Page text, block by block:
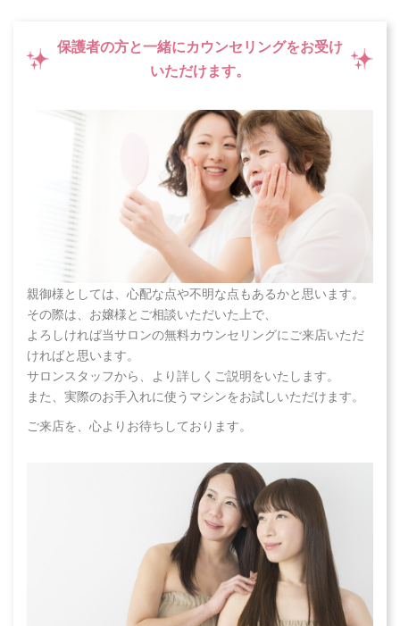
保護者の方と一緒にカウンセリングをお受け
いただけます。
親御様としては、心配な点や不明な点もあるかと思います。
その際は、お嬢様とご相談いただいた上で、
よろしければ当サロンの無料カウンセリングにご来店いただ
ければと思います。
サロンスタッフから、より詳しくご説明をいたします。
また、実際のお手入れに使うマシンをお試しいただけます。
ご来店を、心よりお待ちしております。